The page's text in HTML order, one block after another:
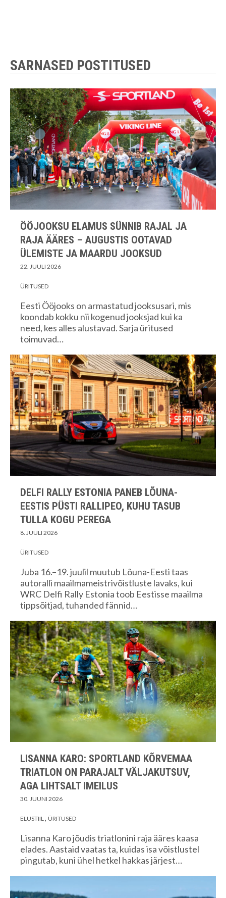
SARNASED POSTITUSED
ÖÖJOOKSU ELAMUS SÜNNIB RAJAL JA
RAJA ÄÄRES – AUGUSTIS OOTAVAD
ÜLEMISTE JA MAARDU JOOKSUD
22. JUULI 2026
ÜRITUSED
Eesti Ööjooks on armastatud jooksusari, mis
koondab kokku nii kogenud jooksjad kui ka
need, kes alles alustavad. Sarja üritused
toimuvad…
DELFI RALLY ESTONIA PANEB LÕUNA-
EESTIS PÜSTI RALLIPEO, KUHU TASUB
TULLA KOGU PEREGA
8. JUULI 2026
ÜRITUSED
Juba 16.–19. juulil muutub Lõuna-Eesti taas
autoralli maailmameistrivõistluste lavaks, kui
WRC Delfi Rally Estonia toob Eestisse maailma
tippsõitjad, tuhanded fännid…
LISANNA KARO: SPORTLAND KÕRVEMAA
TRIATLON ON PARAJALT VÄLJAKUTSUV,
AGA LIHTSALT IMEILUS
30. JUUNI 2026
ELUSTIIL ÜRITUSED
Lisanna Karo jõudis triatlonini raja ääres kaasa
elades. Aastaid vaatas ta, kuidas isa võistlustel
pingutab, kuni ühel hetkel hakkas järjest…